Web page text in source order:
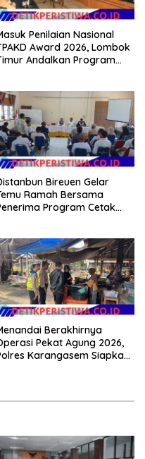
Penilaian Nasional
Award 2026, Lombok
Andalkan Program
Bireuen Gelar
Ramah Bersama
Program Cetak
Berakhirnya
Pekat Agung 2026,
Karangasem Siapkan